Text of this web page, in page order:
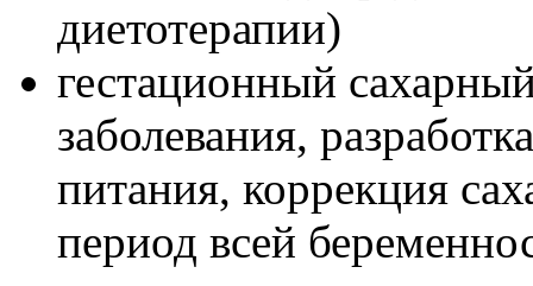
диетотерапии)
гестационный
заболевания,
питания, коррекция
период всей